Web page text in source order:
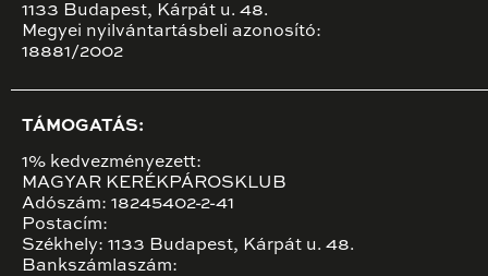
1133 Budapest, Kárpát u. 48.
Megyei nyilvántartásbeli azonosító:
18881/2002
TÁMOGATÁS:
1% kedvezményezett:
MAGYAR KERÉKPÁROSKLUB
Adószám: 18245402-2-41
Postacím:
Székhely: 1133 Budapest, Kárpát u. 48.
Bankszámlaszám: